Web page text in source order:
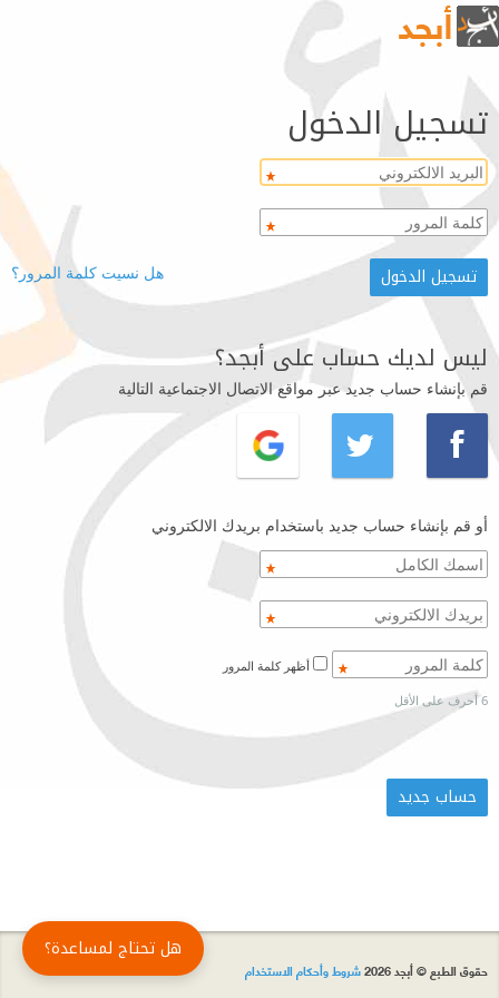
تسجيل الدخول
هل نسيت كلمة المرور؟
ليس لديك حساب على أبجد؟
قم بإنشاء حساب جديد عبر مواقع الاتصال الاجتماعية التالية
أو قم بإنشاء حساب جديد باستخدام بريدك الالكتروني
6 أحرف على الأقل
حقوق الطبع © أبجد 2026 شروط وأحكام الاستخدام
هل تحتاج لمساعدة؟